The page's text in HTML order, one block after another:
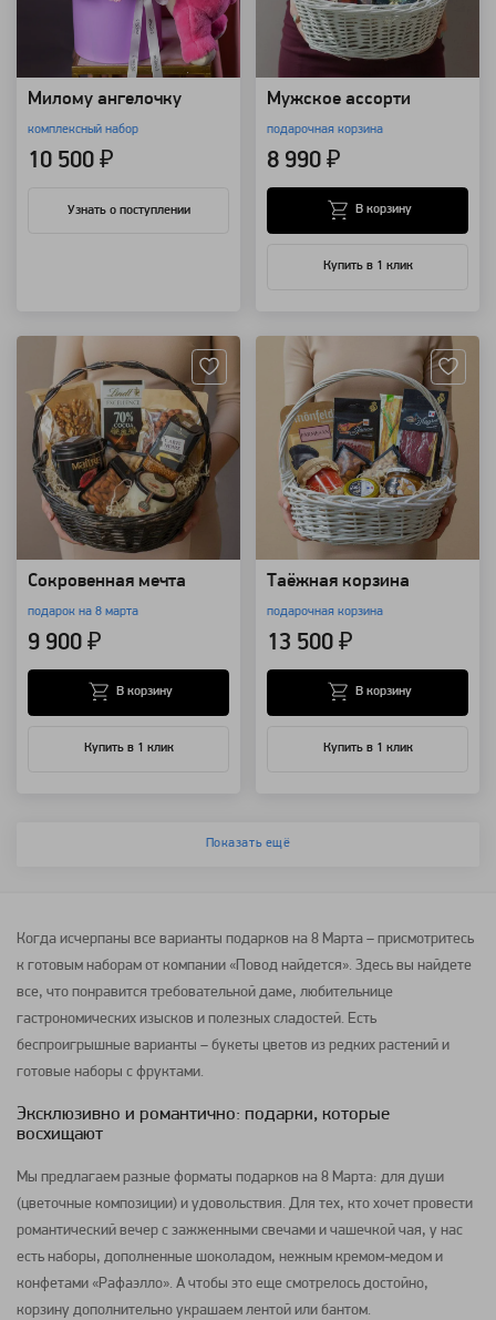
Милому ангелочку
комплексный набор
10 500 ₽
Узнать о поступлении
Мужское ассорти
подарочная корзина
8 990 ₽
Купить в 1 клик
В корзину
Сокровенная мечта
подарок на 8 марта
9 900 ₽
Купить в 1 клик
В корзину
Таёжная корзина
подарочная корзина
13 500 ₽
Купить в 1 клик
В корзину
Показать ещё
Когда исчерпаны все варианты подарков на 8 Марта – присмотритесь
к готовым наборам от компании «Повод найдется». Здесь вы найдете
все, что понравится требовательной даме, любительнице
гастрономических изысков и полезных сладостей. Есть
беспроигрышные варианты – букеты цветов из редких растений и
готовые наборы с фруктами.
Эксклюзивно и романтично: подарки, которые
восхищают
Мы предлагаем разные форматы подарков на 8 Марта: для души
(цветочные композиции) и удовольствия. Для тех, кто хочет провести
романтический вечер с зажженными свечами и чашечкой чая, у нас
есть наборы, дополненные шоколадом, нежным кремом-медом и
конфетами «Рафаэлло». А чтобы это еще смотрелось достойно,
корзину дополнительно украшаем лентой или бантом.